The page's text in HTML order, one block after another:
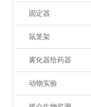
固定器
鼠笼架
雾化器给药器
动物实验